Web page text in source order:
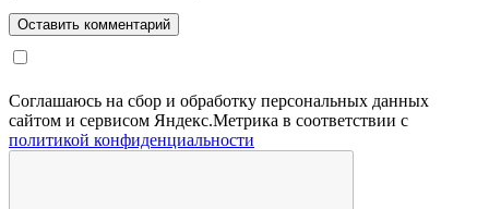
Соглашаюсь на сбор и обработку персональных данных
сайтом и сервисом Яндекс.Метрика в соответствии с
политикой конфиденциальности